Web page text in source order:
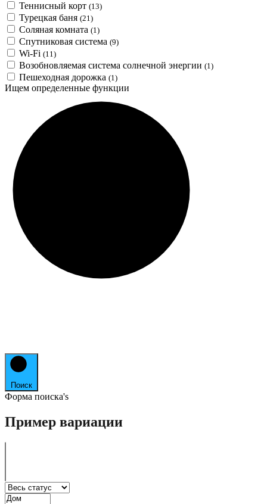
Теннисный корт (13)
Турецкая баня (21)
Соляная комната (1)
Спутниковая система (9)
Wi-Fi (11)
Возобновляемая система солнечной энергии (1)
Пешеходная дорожка (1)
Ищем определенные функции
Поиск
Форма поиска's
Пример вариации